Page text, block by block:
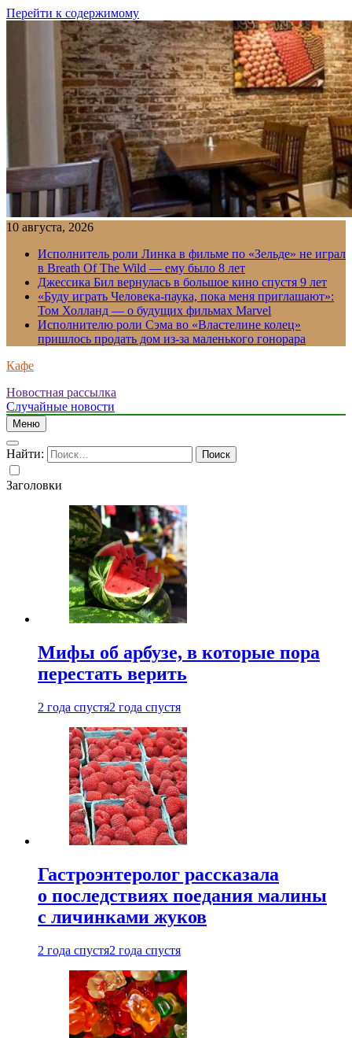
Перейти к содержимому
10 августа, 2026
Исполнитель роли Линка в фильме по «Зельде» не играл
в Breath Of The Wild — ему было 8 лет
Джессика Бил вернулась в большое кино спустя 9 лет
«Буду играть Человека-паука, пока меня приглашают»:
Том Холланд — о будущих фильмах Marvel
Исполнителю роли Сэма во «Властелине колец»
пришлось продать дом из-за маленького гонорара
Кафе
Новостная рассылка
Случайные новости
Меню
Найти:
Заголовки
Мифы об арбузе, в которые пора
перестать верить
2 года спустя2 года спустя
Гастроэнтеролог рассказала
о последствиях поедания малины
с личинками жуков
2 года спустя2 года спустя